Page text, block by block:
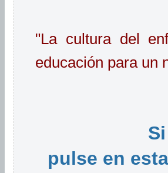
"La cultura del
educación para un
pulse en